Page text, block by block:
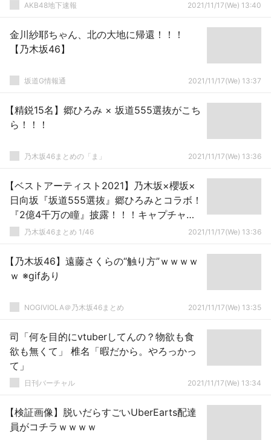
AKB48地下速報 2021/11/17(We) 13:40
金川紗耶ちゃん、北の大地に帰還！！！
【乃木坂46】
坂道G情報通 2021/11/17(We) 13:37
【精鋭15名】郷ひろみ × 坂道555選抜がこち
ら！！！
乃木坂46まとめの「ま」 2021/11/17(We) 13:36
【ベストアーティスト2021】乃木坂×櫻坂×
日向坂『坂道555選抜』郷ひろみとコラボ！
『2億4千万の瞳』披露！！！キャプチャま
とめ！！！
乃木坂46まとめ 1/46 2021/11/17(We) 13:36
【乃木坂46】遠藤さくらの“触り方”ｗｗｗｗ
ｗ ※gifあり
NOGIVIOLA＠乃木坂46まとめ 2021/11/17(We) 13:35
司「何を目的にvtuberしてんの？物欲も食
欲も無くて」 椎名「暇だから。やろっかっ
て」
日刊バーチャル 2021/11/17(We) 13:34
【検証画像】脱いだらすごいUberEarts配達
員がコチラｗｗｗｗ